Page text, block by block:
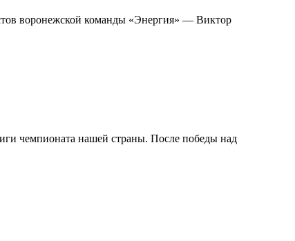
воронежской команды «Энергия» — Виктор
чемпионата нашей страны. После победы над